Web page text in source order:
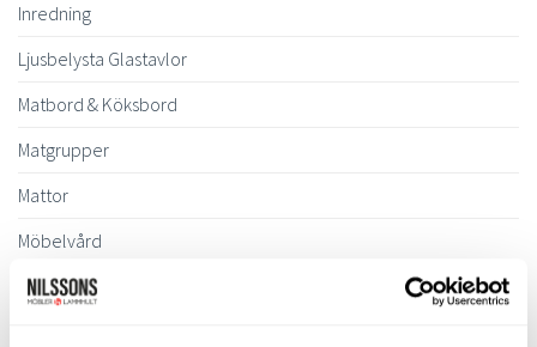
Inredning
Ljusbelysta Glastavlor
Matbord & Köksbord
Matgrupper
Mattor
Möbelvård
Pinnsoffor